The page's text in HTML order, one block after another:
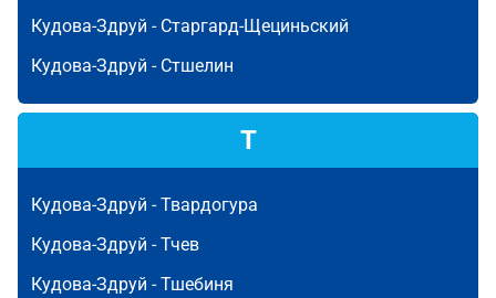
Кудова-Здруй - Старгард-Щециньский
Кудова-Здруй - Стшелин
Т
Кудова-Здруй -Твардогура
Кудова-Здруй -Тчев
Кудова-Здруй -Тшебиня